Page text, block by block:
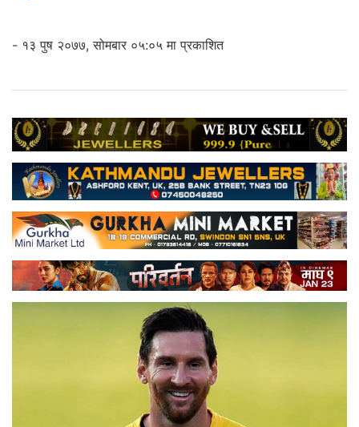
- १३ पुष २०७७, सोमबार ०५:०५ मा प्रकाशित